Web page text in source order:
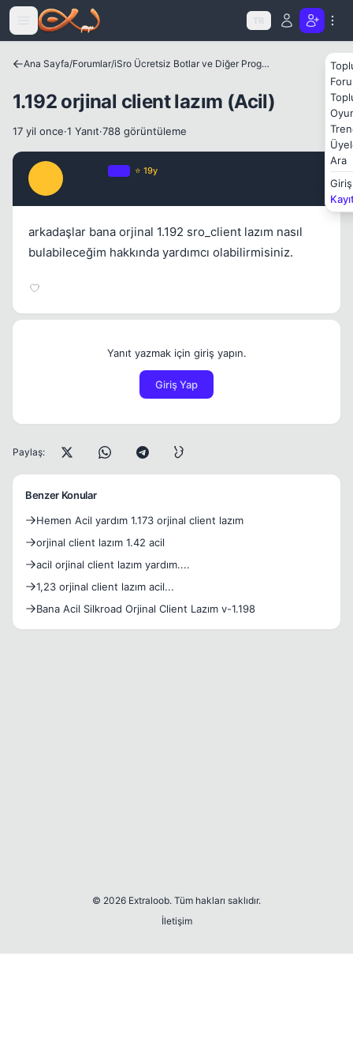
Icerige atla
TR
Ara
Giriş
Ana Sayfa/Forumlar/ iSro Ücretsiz Botlar ve Diğer Programlar
1.192 orjinal client lazım (Acil)
17 yil once·1 Yanıt·788 görüntüleme
⭐ 19y
arkadaşlar bana orjinal 1.192 sro_client lazım nasıl
bulabileceğim hakkında yardımcı olabilirmisiniz.
Yanıt yazmak için giriş yapın.
Giriş Yap
Paylaş:
Benzer Konular
Hemen Acil yardım 1.173 orjinal client lazım
orjinal client lazım 1.42 acil
acil orjinal client lazım yardım....
1,23 orjinal client lazım acil...
Bana Acil Silkroad Orjinal Client Lazım v-1.198
© 2026 Extraloob. Tüm hakları saklıdır.
İletişim